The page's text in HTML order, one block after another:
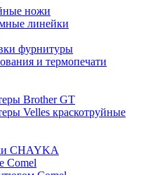
ножи
линейки
фурнитуры
и термопечати
Brother GT
Velles краскотруйные
CHAYKA
Comel